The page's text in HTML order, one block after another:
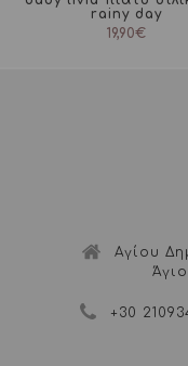
rainy day
19,90€
Αγίου
+30